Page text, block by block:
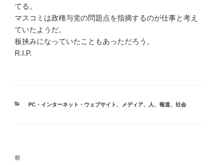
てる。
マスコミは政権与党の問題点を指摘するのが仕事と考え
ていたようだ。
板挟みになっていたこともあっただろう。
R.I.P.
カ
PC・インターネット・ウェブサイト 、 メディア、 人 、 報道、 社会
投
前
前